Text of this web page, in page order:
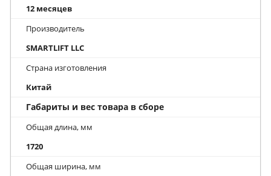
12 месяцев
Производитель
SMARTLIFT LLC
Страна изготовления
Китай
Габариты и вес товара в сборе
Общая длина, мм
1720
Общая ширина, мм